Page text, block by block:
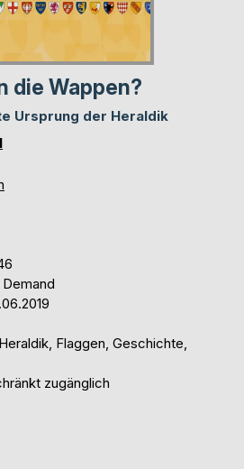
die Wappen?
Ursprung der Heraldik
Flaggen, Geschichte,
zugänglich